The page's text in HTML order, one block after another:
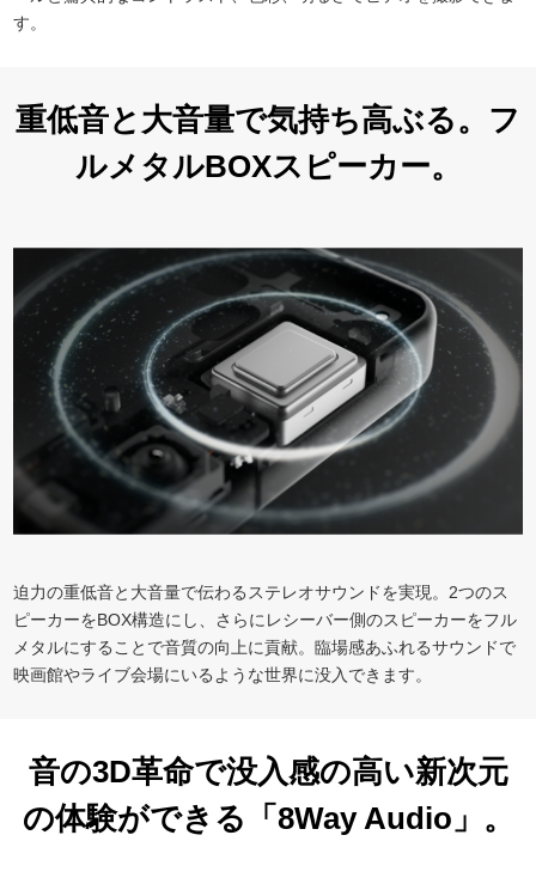
す。
重低音と大音量で気持ち高ぶる。 フ
ルメタルBOXスピーカー。
迫力の重低音と大音量で伝わるステレオサウンドを実現。2つのス
ピーカーをBOX構造にし、さらにレシーバー側のスピーカーをフル
メタルにすることで音質の向上に貢献。臨場感あふれるサウンドで
映画館やライブ会場にいるような世界に没入できます。
音の3D革命で没入感の高い新次元
の体験ができる「8Way Audio」。